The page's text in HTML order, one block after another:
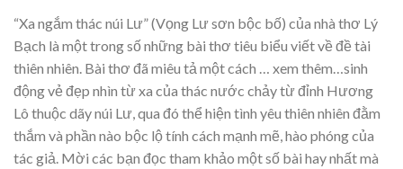
“Xa ngắm thác núi Lư” (Vọng Lư sơn bộc bố) của nhà thơ Lý
Bạch là một trong số những bài thơ tiêu biểu viết về đề tài
thiên nhiên. Bài thơ đã miêu tả một cách
… xem thêm… sinh
động vẻ đẹp nhìn từ xa của thác nước chảy từ đỉnh Hương
Lô thuộc dãy núi Lư, qua đó thể hiện tình yêu thiên nhiên đằm
thắm và phần nào bộc lộ tính cách mạnh mẽ, hào phóng của
tác giả. Mời các bạn đọc tham khảo một số bài hay nhất mà